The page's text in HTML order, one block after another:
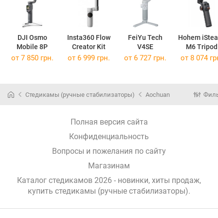
DJI Osmo
Mobile 8P
Insta360 Flow
Creator Kit
FeiYu Tech
V4SE
Hohem
M6 Tripod
от 7 850 грн. от 6 999 грн. от 6 727 грн. от 8 074
Стедикамы (ручные стабилизаторы) Aochuan
Полная версия сайта
Конфиденциальность
Вопросы и пожелания по сайту
Магазинам
Каталог стедикамов 2026 - новинки, хиты продаж,
купить стедикамы (ручные стабилизаторы).